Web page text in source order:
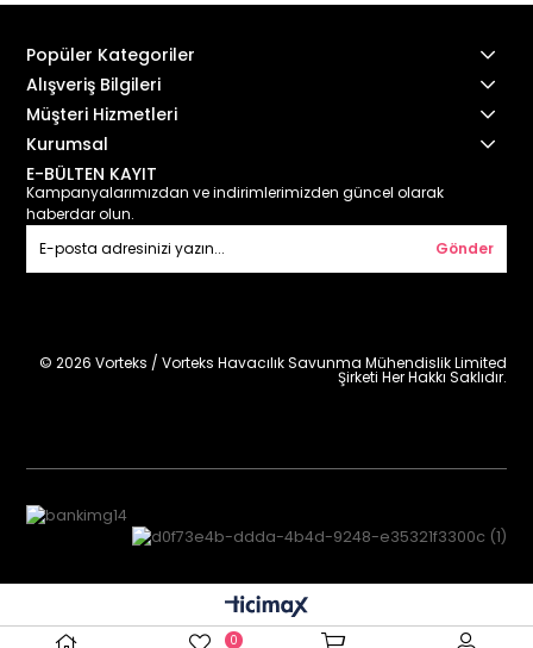
Popüler Kategoriler
Alışveriş Bilgileri
Müşteri Hizmetleri
Kurumsal
E-BÜLTEN KAYIT
Kampanyalarımızdan ve indirimlerimizden güncel olarak
haberdar olun.
Gönder
© 2026 Vorteks / Vorteks Havacılık Savunma Mühendislik Limited
Şirketi Her Hakkı Saklıdır.
0